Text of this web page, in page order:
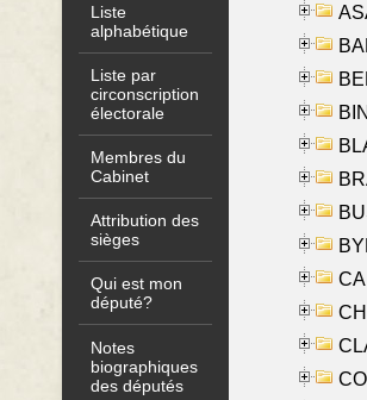
Liste
alphabétique
Liste par
circonscription
électorale
Membres du
Cabinet
Attribution des
sièges
Qui est mon
député?
Notes
biographiques
des députés